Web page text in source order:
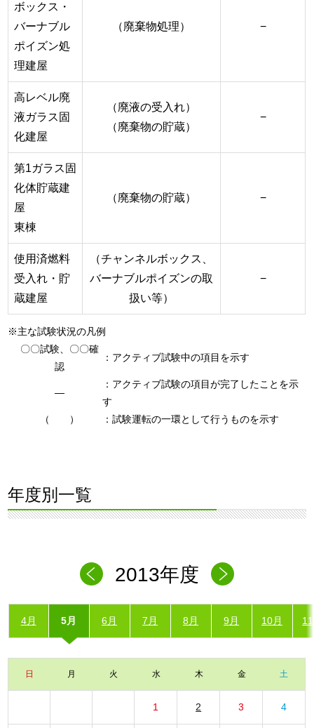
ボックス・
バーナブル
ポイズン処
理建屋
（廃棄物処理） −
高レベル廃
液ガラス固
化建屋
（廃液の受入れ）
（廃棄物の貯蔵）
−
第1ガラス固
化体貯蔵建
屋
東棟
（廃棄物の貯蔵） −
使用済燃料
受入れ・貯
蔵建屋
（チャンネルボックス、
バーナブルポイズンの取
扱い等）
−
※主な試験状況の凡例
〇〇試験、〇〇確
認
：アクティブ試験中の項目を示す
―
：アクティブ試験の項目が完了したことを示
す
（ ）
：試験運転の一環として行うものを示す
年度別一覧
2013年度
4月 5月 6月 7月 8月 9月 10月
日 月 火 水 木 金 土
1 2 3 4